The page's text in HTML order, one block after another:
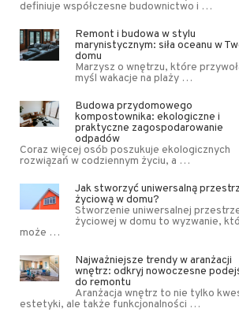
definiuje współczesne budownictwo i …
Remont i budowa w stylu
marynistycznym: siła oceanu w
domu
Marzysz o wnętrzu, które
myśl wakacje na plaży …
Budowa przydomowego
kompostownika: ekologiczne i
praktyczne zagospodarowanie
odpadów
Coraz więcej osób poszukuje ekologicznych
rozwiązań w codziennym życiu, a …
Jak stworzyć uniwersalną
życiową w domu?
Stworzenie uniwersalnej
życiowej w domu to wyzwanie,
może …
Najważniejsze trendy w aranżacji
wnętrz: odkryj nowoczesne
do remontu
Aranżacja wnętrz to nie tylko
estetyki, ale także funkcjonalności …